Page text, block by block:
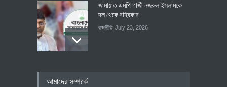
জামায়াত এমপি গাজী নজরুল ইসলামকে
দল থেকে বহিষ্কার
রাজনীতি July 23, 2026
আমাদের সম্পর্কে